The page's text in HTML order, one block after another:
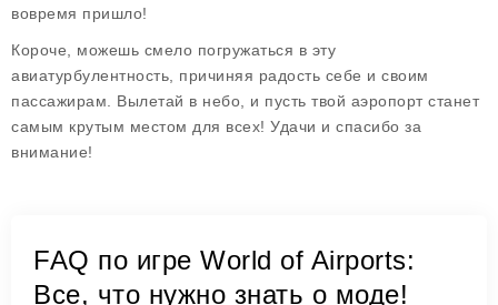
вовремя пришло!
Короче, можешь смело погружаться в эту
авиатурбулентность, причиняя радость себе и своим
пассажирам. Вылетай в небо, и пусть твой аэропорт станет
самым крутым местом для всех! Удачи и спасибо за
внимание!
FAQ по игре World of Airports:
Все, что нужно знать о моде!